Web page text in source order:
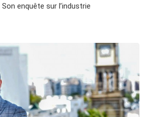
enquête sur l’industrie